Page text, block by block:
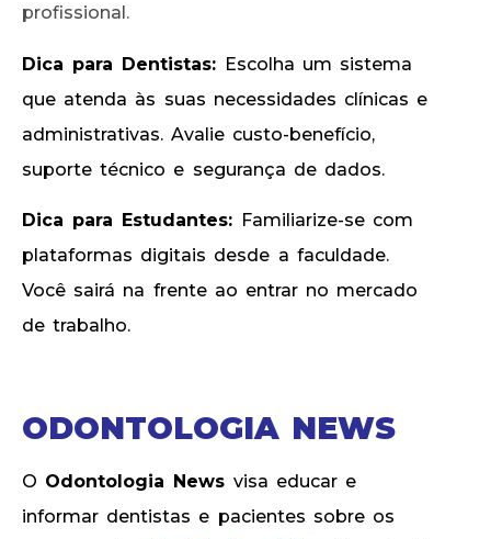
profissional.
Dica para Dentistas: Escolha um sistema
que atenda às suas necessidades clínicas e
administrativas. Avalie custo-benefício,
suporte técnico e segurança de dados.
Dica para Estudantes: Familiarize-se com
plataformas digitais desde a faculdade.
Você sairá na frente ao entrar no mercado
de trabalho.
ODONTOLOGIA NEWS
O Odontologia News visa educar e
informar dentistas e pacientes sobre os